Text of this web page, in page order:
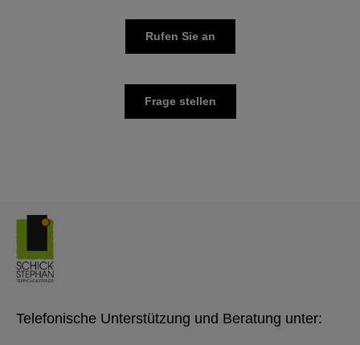
Rufen Sie an
Frage stellen
Telefonische Unterstützung und Beratung unter: